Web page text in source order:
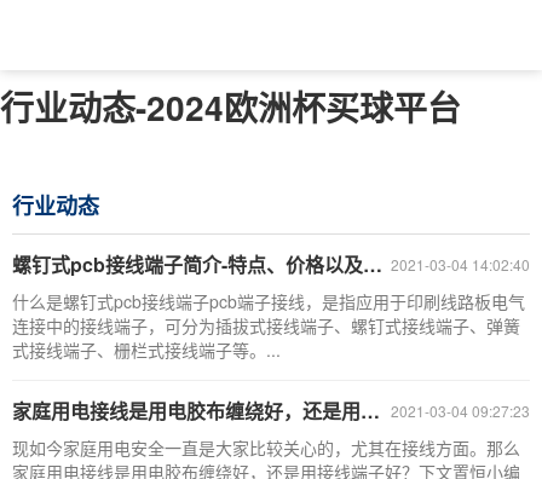
行业动态-2024欧洲杯买球平台
行业动态
2021-03-04 14:02:40
螺钉式pcb接线端子简介-特点、价格以及辨别方法
什么是螺钉式pcb接线端子pcb端子接线，是指应用于印刷线路板电气
连接中的接线端子，可分为插拔式接线端子、螺钉式接线端子、弹簧
式接线端子、栅栏式接线端子等。...
2021-03-04 09:27:23
家庭用电接线是用电胶布缠绕好，还是用接线端子好？
现如今家庭用电安全一直是大家比较关心的，尤其在接线方面。那么
家庭用电接线是用电胶布缠绕好，还是用接线端子好？下文置恒小编